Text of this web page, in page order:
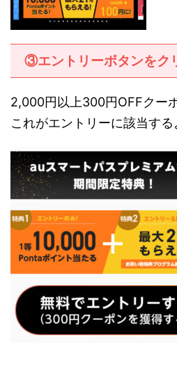
③エントリーボタンをク
2,000円以上300円OFFクー
これがエントリーに該当する